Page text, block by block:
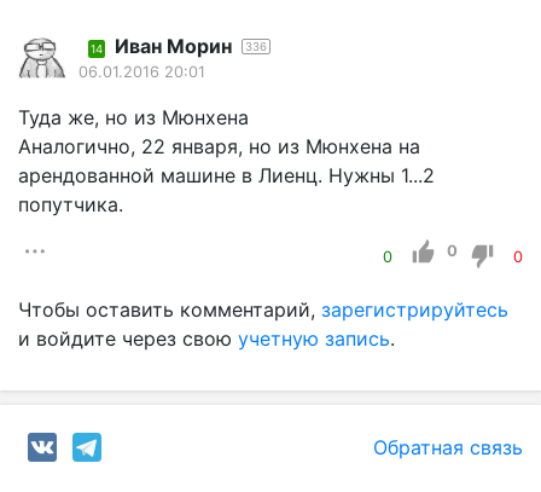
14 Иван Морин 336
06.01.2016 20:01
Туда же, но из Мюнхена
Аналогично, 22 января, но из Мюнхена на
арендованной машине в Лиенц. Нужны 1...2
попутчика.
0 0 0
Чтобы оставить комментарий, зарегистрируйтесь
и войдите через свою учетную запись.
Обратная связь